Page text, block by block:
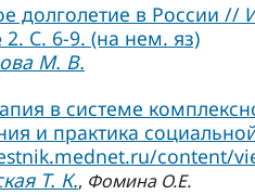
долголетие в России //
С. 6-9. (на нем. яз)
М. В.
в системе
и практика
content/
Т. К., Фомина О.Е.